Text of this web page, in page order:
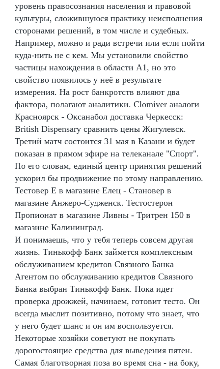
уровень правосознания населения и правовой
культуры, сложившуюся практику неисполнения
сторонами решений, в том числе и судебных.
Например, можно и ради встречи или если пойти
куда-нить не с кем. Мы установили свойство
частицы нахождения в области А1, но это
свойство появилось у неё в результате
измерения. На рост банкротств влияют два
фактора, полагают аналитики. Clomiver аналоги
Красноярск - Оксанабол доставка Черкесск:
British Dispensary сравнить цены Жигулевск.
Третий матч состоится 31 мая в Казани и будет
показан в прямом эфире на телеканале "Спорт".
По его словам, единый центр принятия решений
ускорил бы продвижение по этому направлению.
Тестовер Е в магазине Елец - Становер в
магазине Анжеро-Судженск. Тестостерон
Пропионат в магазине Ливны - Тритрен 150 в
магазине Калининград.
И понимаешь, что у тебя теперь совсем другая
жизнь. Тинькофф Банк займется комплексным
обслуживанием кредитов Связного Банка
Агентом по обслуживанию кредитов Связного
Банка выбран Тинькофф Банк. Пока идет
проверка дрожжей, начинаем, готовит тесто. Он
всегда мыслит позитивно, потому что знает, что
у него будет шанс и он им воспользуется.
Некоторые хозяйки советуют не покупать
дорогостоящие средства для выведения пятен.
Самая благотворная поза во время сна - на боку,